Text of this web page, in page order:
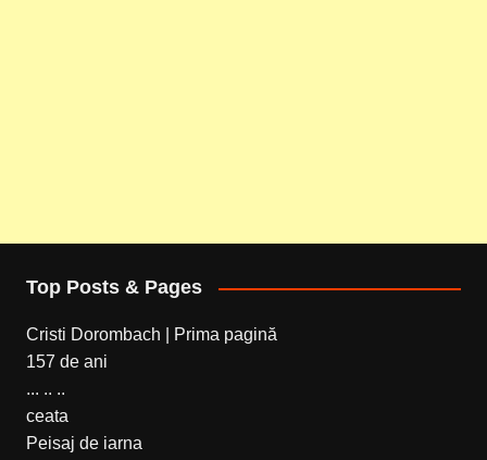
Top Posts & Pages
Cristi Dorombach | Prima pagină
157 de ani
... .. ..
ceata
Peisaj de iarna